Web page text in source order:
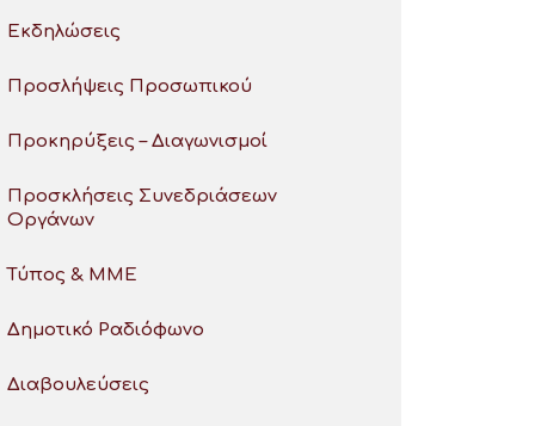
Εκδηλώσεις
Προσλήψεις Προσωπικού
Προκηρύξεις – Διαγωνισμοί
Προσκλήσεις Συνεδριάσεων
Οργάνων
Τύπος & ΜΜΕ
Δημοτικό Ραδιόφωνο
Διαβουλεύσεις